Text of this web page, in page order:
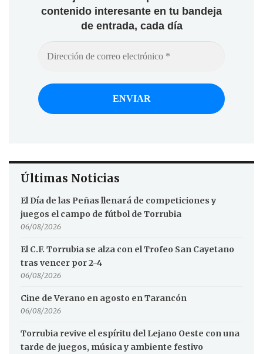
contenido interesante en tu bandeja
de entrada, cada día
Últimas Noticias
El Día de las Peñas llenará de competiciones y
juegos el campo de fútbol de Torrubia
06/08/2026
El C.F. Torrubia se alza con el Trofeo San Cayetano
tras vencer por 2-4
06/08/2026
Cine de Verano en agosto en Tarancón
06/08/2026
Torrubia revive el espíritu del Lejano Oeste con una
tarde de juegos, música y ambiente festivo